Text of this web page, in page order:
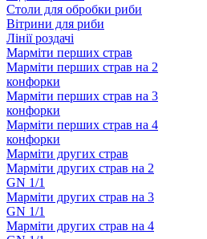
Столи для обробки риби
Вітрини для риби
Лінії роздачі
Марміти перших страв
Марміти перших страв на 2
конфорки
Марміти перших страв на 3
конфорки
Марміти перших страв на 4
конфорки
Марміти других страв
Марміти других страв на 2
GN 1/1
Марміти других страв на 3
GN 1/1
Марміти других страв на 4